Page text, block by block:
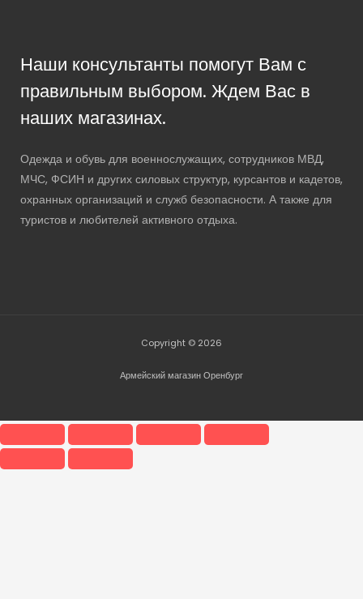
Наши консультанты помогут Вам с
правильным выбором. Ждем Вас в
наших магазинах.
Одежда и обувь для военнослужащих, сотрудников МВД,
МЧС, ФСИН и других силовых структур, курсантов и кадетов,
охранных организаций и служб безопасности. А также для
туристов и любителей активного отдыха.
Copyright © 2026
Армейский магазин Оренбург